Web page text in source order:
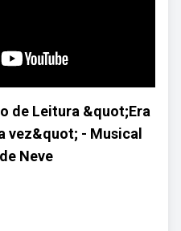
de Leitura &quot;Era
vez&quot; - Musical
Neve